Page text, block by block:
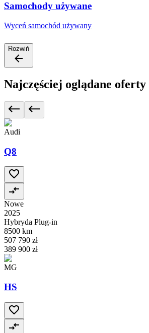
Samochody używane
Wyceń samochód używany
Rozwiń
Najczęściej oglądane oferty
Audi
Q8
Nowe
2025
Hybryda Plug-in
8500 km
507 790 zł
389 900 zł
MG
HS